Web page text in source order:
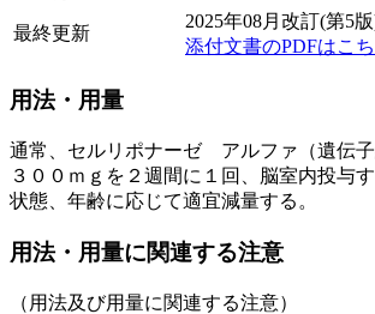
最終更新
2025年08月改訂(第5
添付文書のPDFはこ
用法・用量
通常、セルリポナーゼ アルファ（遺伝子
３００ｍｇを２週間に１回、脳室内投与
状態、年齢に応じて適宜減量する。
用法・用量に関連する注意
（用法及び用量に関連する注意）